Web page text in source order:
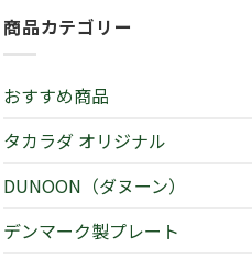
商品カテゴリー
おすすめ商品
タカラダ オリジナル
DUNOON（ダヌーン）
デンマーク製プレート